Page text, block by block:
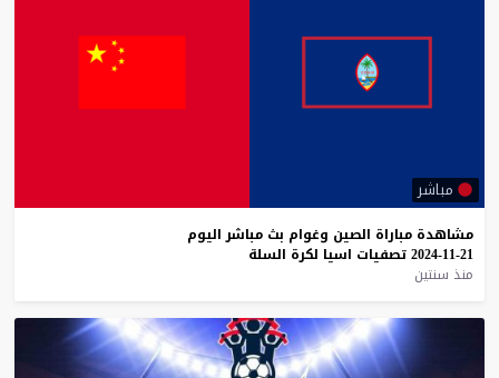
مباشر
مشاهدة مباراة الصين وغوام بث مباشر اليوم
21-11-2024
تصفيات اسيا لكرة السلة
منذ سنتين